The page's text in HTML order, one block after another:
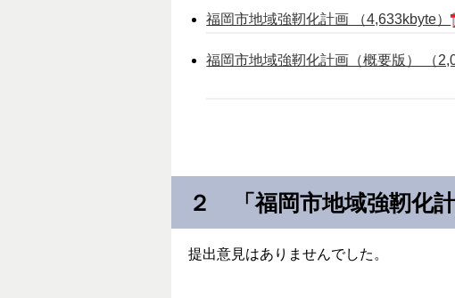
福岡市地域強靭化計画 （4,633kbyte）
福岡市地域強靭化計画（概要版） （
２ 「福岡市地域強靭化
提出意見はありませんでした。